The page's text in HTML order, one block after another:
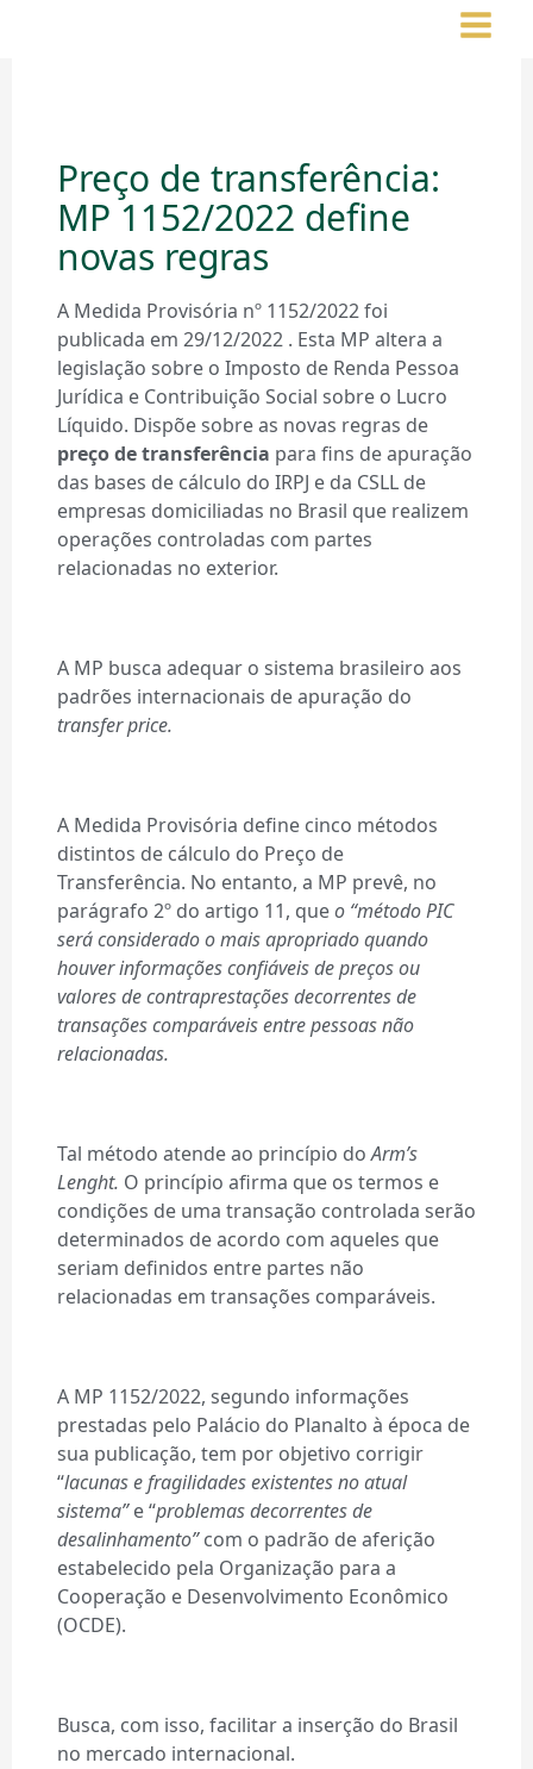
Preço de transferência:
MP 1152/2022 define
novas regras
A Medida Provisória nº 1152/2022 foi
publicada em 29/12/2022 . Esta MP altera a
legislação sobre o Imposto de Renda Pessoa
Jurídica e Contribuição Social sobre o Lucro
Líquido. Dispõe sobre as novas regras de
preço de transferência para fins de apuração
das bases de cálculo do IRPJ e da CSLL de
empresas domiciliadas no Brasil que realizem
operações controladas com partes
relacionadas no exterior.
A MP busca adequar o sistema brasileiro aos
padrões internacionais de apuração do
transfer price.
A Medida Provisória define cinco métodos
distintos de cálculo do Preço de
Transferência. No entanto, a MP prevê, no
parágrafo 2º do artigo 11, queo “método PIC
será considerado o mais apropriado quando
houver informações confiáveis de preços ou
valores de contraprestações decorrentes de
transações comparáveis entre pessoas não
relacionadas.
Tal método atende ao princípio doArm’s
Lenght. O princípio afirma que os termos e
condições de uma transação controlada serão
determinados de acordo com aqueles que
seriam definidos entre partes não
relacionadas em transações comparáveis.
A MP 1152/2022, segundo informações
prestadas pelo Palácio do Planalto à época de
sua publicação, tem por objetivo corrigir
“lacunas e fragilidades existentes no atual
sistema”e “problemas decorrentes de
desalinhamento”com o padrão de aferição
estabelecido pela Organização para a
Cooperação e Desenvolvimento Econômico
(OCDE).
Busca, com isso, facilitar a inserção do Brasil
no mercado internacional.